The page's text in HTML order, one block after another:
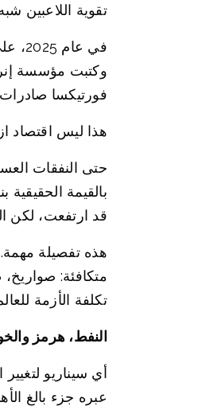
تقوية اللاعبين
فورتيكسا صادرات شهر يوليو
هذا ليس اقتصاد
قد ارتفعت، لكن
هذه تفصيلة
متكافئة:
تكلفة الأزمة
النفط، هرمز
أي سيناريو
عبره جزء بالغ